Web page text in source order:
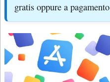
PIÙ
LETTI
ULTIMI
POST
ARCHIVIO
TIKTOK
YOUTUBE
gratis oppure a pagamento